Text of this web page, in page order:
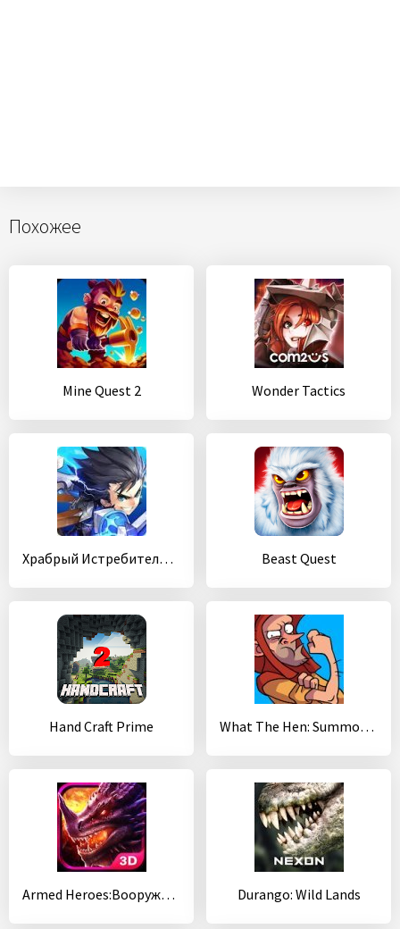
Похожее
Mine Quest 2 Wonder Tactics
Храбрый Истребитель: Месть Демона Beast Quest
Hand Craft Prime What The Hen: Summoner Spring!
Armed Heroes:Вооруженные герои Durango: Wild Lands